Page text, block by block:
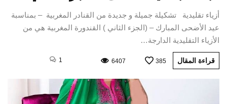
أزياء تقليدية تشكيلة جميلة و جديدة من القنادر المغربية – بمناسبة
عيد الأضحى المبارك – (الجزء الثاني ) القندورة المغربية هي من
الأزياء التقليدية الدارجة…
قراءة المقال 385
6407
1